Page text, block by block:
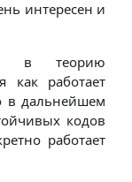
интересен и
в теорию
как работает
в дальнейшем
кодов
работает